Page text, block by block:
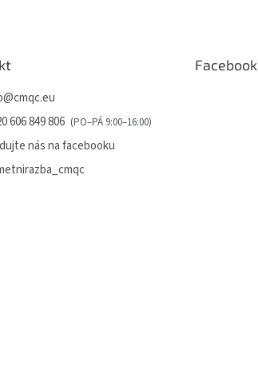
@cmqc.eu
606 849 806
nás na facebooku
Facebook